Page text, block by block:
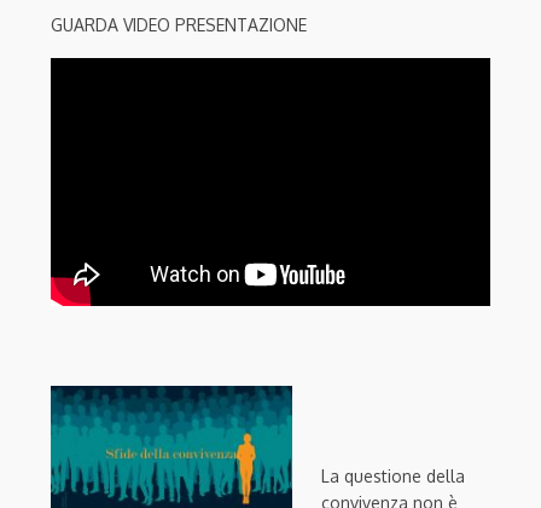
GUARDA VIDEO PRESENTAZIONE
La questione della
convivenza non è